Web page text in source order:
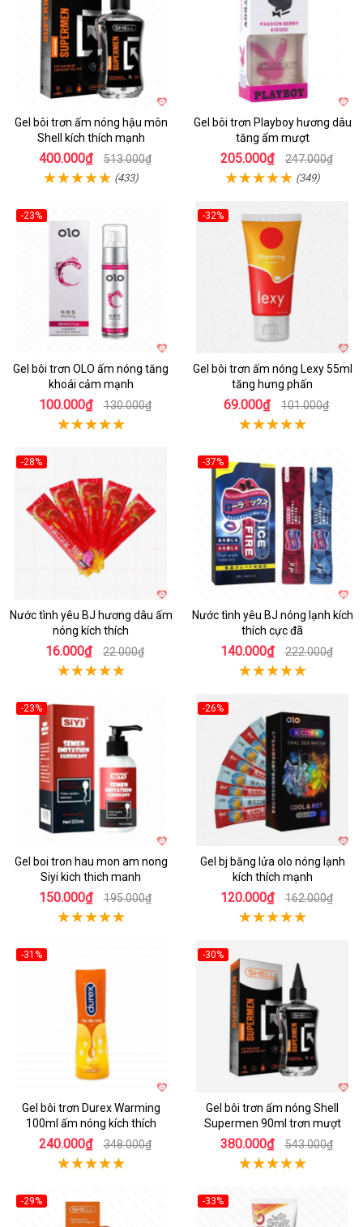
Gel bôi trơn ấm nóng hậu môn
Shell kích thích mạnh
400.000₫ 513.000₫
(433)
Gel bôi trơn Playboy hương dâu
tăng ẩm mượt
205.000₫ 247.000₫
(349)
-23%
Gel bôi trơn OLO ấm nóng tăng
khoái cảm mạnh
100.000₫ 130.000₫
-32%
Gel bôi trơn ấm nóng Lexy 55ml
tăng hưng phấn
69.000₫ 101.000₫
-28%
Nước tình yêu BJ hương dâu ấm
nóng kích thích
16.000₫ 22.000₫
-37%
Nước tình yêu BJ nóng lạnh kích
thích cực đã
140.000₫ 222.000₫
-23%
Gel boi tron hau mon am nong
Siyi kich thich manh
150.000₫ 195.000₫
-26%
Gel bj băng lửa olo nóng lạnh
kích thích mạnh
120.000₫ 162.000₫
-31%
Gel bôi trơn Durex Warming
100ml ấm nóng kích thích
240.000₫ 348.000₫
-30%
Gel bôi trơn ấm nóng Shell
Supermen 90ml trơn mượt
380.000₫ 543.000₫
-29%
-33%